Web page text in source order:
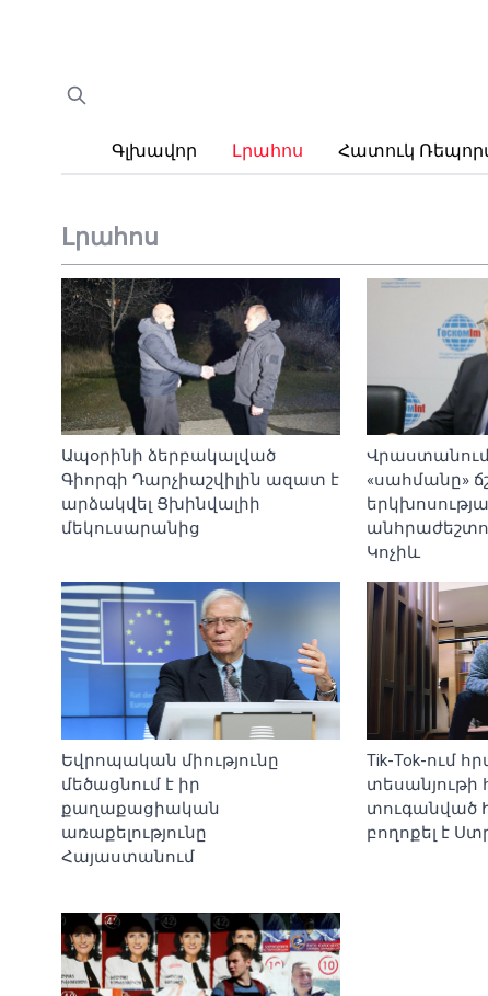
Գլխավոր Լրահոս Հատուկ
Լրահոս
Ապօրինի ձերբակալված
Գիորգի Դարչիաշվիլին ազատ է
արձակվել Ցխինվալիի
մեկուսարանից
Վրաստանում
«սահմանը»
Կոչիև
Եվրոպական միությունը
մեծացնում է իր
քաղաքացիական
առաքելությունը
Հայաստանում
Tik-Tok-ում
տեսանյութի
տուգանված
բողոքել է